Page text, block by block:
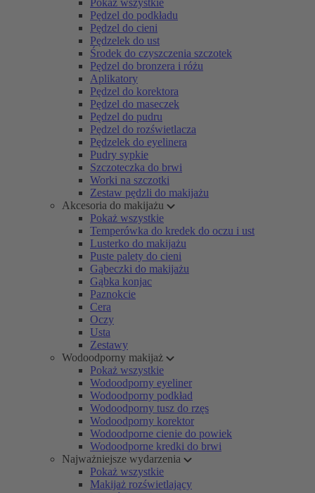
Pokaż wszystkie
Pędzel do podkładu
Pędzel do cieni
Pędzelek do ust
Środek do czyszczenia szczotek
Pędzel do bronzera i różu
Aplikatory
Pędzel do korektora
Pędzel do maseczek
Pędzel do pudru
Pędzel do rozświetlacza
Pędzelek do eyelinera
Pudry sypkie
Szczoteczka do brwi
Worki na szczotki
Zestaw pędzli do makijażu
Akcesoria do makijażu
Pokaż wszystkie
Temperówka do kredek do oczu i ust
Lusterko do makijażu
Puste palety do cieni
Gąbeczki do makijażu
Gąbka konjac
Paznokcie
Cera
Oczy
Usta
Zestawy
Wodoodporny makijaż
Pokaż wszystkie
Wodoodporny eyeliner
Wodoodporny podkład
Wodoodporny tusz do rzęs
Wodoodporny korektor
Wodoodporne cienie do powiek
Wodoodporne kredki do brwi
Najważniejsze wydarzenia
Pokaż wszystkie
Makijaż rozświetlający